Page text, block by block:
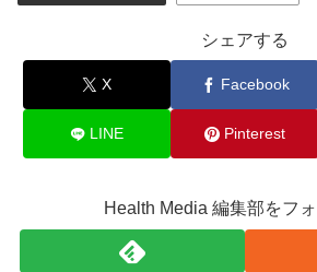
シェアする
X Facebook
LINE Pinterest
Health Media 編集部をフ